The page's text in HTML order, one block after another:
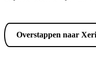
Overstappen naar